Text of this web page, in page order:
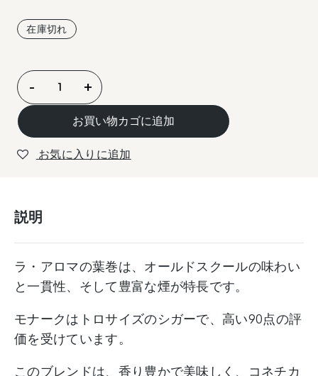
在庫切れ
ア
ロ
マ
デ
キ
モ
ク
/
Aroma
de
- +
お買い物カゴに追加
お気に入りに追加
説明
ラ・アロマの葉巻は、オールドスクールの味わい
と一貫性、そして豊富な煙が特長です。
モナークはトロサイズのシガーで、高い90点の評
価を受けています。
このブレンドは、香り豊かで美味しく、コネチカ